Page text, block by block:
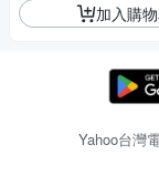
加入購
Yahoo台灣